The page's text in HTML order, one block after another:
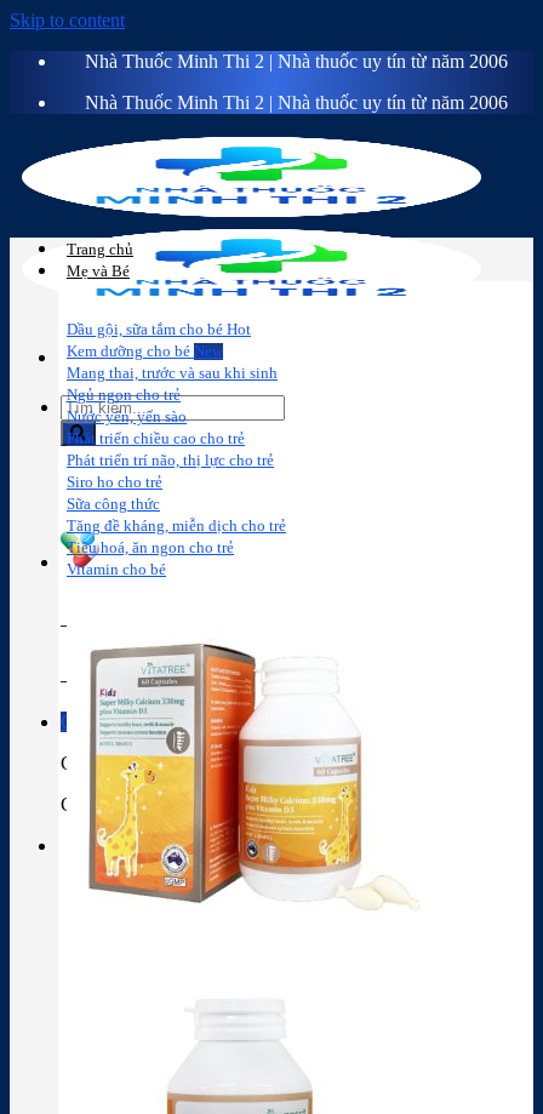
Skip to content
Nhà Thuốc Minh Thi 2 | Nhà thuốc uy tín từ năm 2006
Nhà Thuốc Minh Thi 2 | Nhà thuốc uy tín từ năm 2006
Sữa công
thức
Thành phần thuốc
Giỏ hàng
Giỏ hàng
Chưa có sản phẩm trong giỏ hàng.
Trang chủ
Mẹ và Bé
Dầu gội, sữa tắm cho bé
Kem dưỡng cho bé
Mang thai, trước và sau khi sinh
Ngủ ngon cho trẻ
Nước yến, yến sào
Phát triển chiều cao cho trẻ
Phát triển trí não, thị lực cho trẻ
Siro ho cho trẻ
Sữa công thức
Tăng đề kháng, miễn dịch cho trẻ
Tiêu hoá, ăn ngon cho trẻ
Vitamin cho bé